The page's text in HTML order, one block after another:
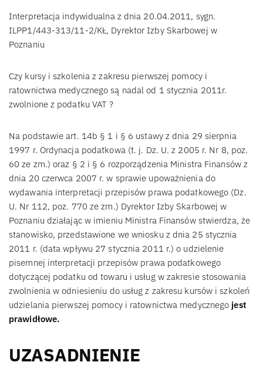
Interpretacja indywidualna z dnia 20.04.2011, sygn.
ILPP1/443-313/11-2/KŁ, Dyrektor Izby Skarbowej w
Poznaniu
Czy kursy i szkolenia z zakresu pierwszej pomocy i
ratownictwa medycznego są nadal od 1 stycznia 2011r.
zwolnione z podatku VAT ?
Na podstawie art. 14b § 1 i § 6 ustawy z dnia 29 sierpnia
1997 r. Ordynacja podatkowa (t. j. Dz. U. z 2005 r. Nr 8, poz.
60 ze zm.) oraz § 2 i § 6 rozporządzenia Ministra Finansów z
dnia 20 czerwca 2007 r. w sprawie upoważnienia do
wydawania interpretacji przepisów prawa podatkowego (Dz.
U. Nr 112, poz. 770 ze zm.) Dyrektor Izby Skarbowej w
Poznaniu działając w imieniu Ministra Finansów stwierdza, że
stanowisko, przedstawione we wniosku z dnia 25 stycznia
2011 r. (data wpływu 27 stycznia 2011 r.) o udzielenie
pisemnej interpretacji przepisów prawa podatkowego
dotyczącej podatku od towaru i usług w zakresie stosowania
zwolnienia w odniesieniu do usług z zakresu kursów i szkoleń
udzielania pierwszej pomocy i ratownictwa medycznego jest
prawidłowe.
UZASADNIENIE